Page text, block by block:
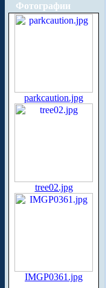
Фотографии
parkcaution.jpg
tree02.jpg
IMGP0361.jpg